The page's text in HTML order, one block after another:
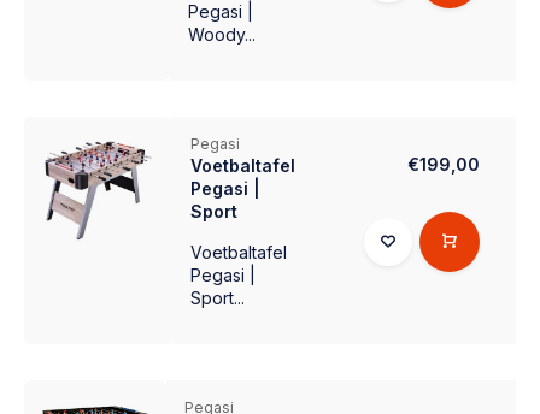
Pegasi |
Woody...
Pegasi
Voetbaltafel
Pegasi |
Sport
Voetbaltafel
Pegasi |
Sport...
€199,00
Pegasi